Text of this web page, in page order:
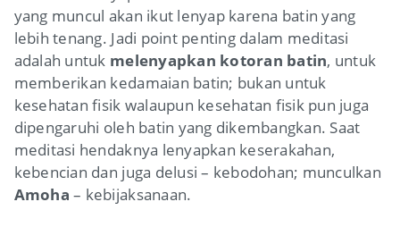
yang muncul akan ikut lenyap karena batin yang
lebih tenang. Jadi point penting dalam meditasi
adalah untuk melenyapkan kotoran batin, untuk
memberikan kedamaian batin; bukan untuk
kesehatan fisik walaupun kesehatan fisik pun juga
dipengaruhi oleh batin yang dikembangkan. Saat
meditasi hendaknya lenyapkan keserakahan,
kebencian dan juga delusi – kebodohan; munculkan
Amoha – kebijaksanaan.